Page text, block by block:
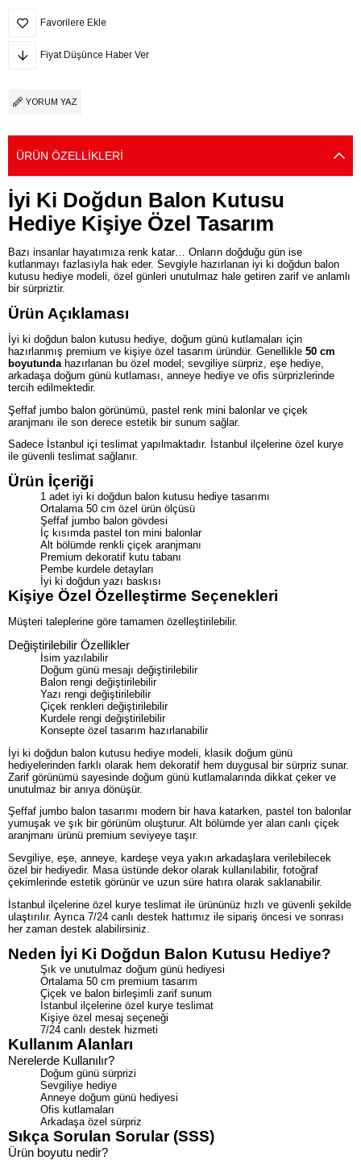
Favorilere Ekle
Fiyat Düşünce Haber Ver
YORUM YAZ
ÜRÜN ÖZELLIKLERI
İyi Ki Doğdun Balon Kutusu
Hediye Kişiye Özel Tasarım
Bazı insanlar hayatımıza renk katar… Onların doğduğu gün ise
kutlanmayı fazlasıyla hak eder. Sevgiyle hazırlanan iyi ki doğdun balon
kutusu hediye modeli, özel günleri unutulmaz hale getiren zarif ve anlamlı
bir sürpriztir.
Ürün Açıklaması
İyi ki doğdun balon kutusu hediye, doğum günü kutlamaları için
hazırlanmış premium ve kişiye özel tasarım üründür. Genellikle 50 cm
boyutunda hazırlanan bu özel model; sevgiliye sürpriz, eşe hediye,
arkadaşa doğum günü kutlaması, anneye hediye ve ofis sürprizlerinde
tercih edilmektedir.
Şeffaf jumbo balon görünümü, pastel renk mini balonlar ve çiçek
aranjmanı ile son derece estetik bir sunum sağlar.
Sadece İstanbul içi teslimat yapılmaktadır. İstanbul ilçelerine özel kurye
ile güvenli teslimat sağlanır.
Ürün İçeriği
1 adet iyi ki doğdun balon kutusu hediye tasarımı
Ortalama 50 cm özel ürün ölçüsü
Şeffaf jumbo balon gövdesi
İç kısımda pastel ton mini balonlar
Alt bölümde renkli çiçek aranjmanı
Premium dekoratif kutu tabanı
Pembe kurdele detayları
İyi ki doğdun yazı baskısı
Kişiye Özel Özelleştirme Seçenekleri
Müşteri taleplerine göre tamamen özelleştirilebilir.
Değiştirilebilir Özellikler
İsim yazılabilir
Doğum günü mesajı değiştirilebilir
Balon rengi değiştirilebilir
Yazı rengi değiştirilebilir
Çiçek renkleri değiştirilebilir
Kurdele rengi değiştirilebilir
Konsepte özel tasarım hazırlanabilir
İyi ki doğdun balon kutusu hediye modeli, klasik doğum günü
hediyelerinden farklı olarak hem dekoratif hem duygusal bir sürpriz sunar.
Zarif görünümü sayesinde doğum günü kutlamalarında dikkat çeker ve
unutulmaz bir anıya dönüşür.
Şeffaf jumbo balon tasarımı modern bir hava katarken, pastel ton balonlar
yumuşak ve şık bir görünüm oluşturur. Alt bölümde yer alan canlı çiçek
aranjmanı ürünü premium seviyeye taşır.
Sevgiliye, eşe, anneye, kardeşe veya yakın arkadaşlara verilebilecek
özel bir hediyedir. Masa üstünde dekor olarak kullanılabilir, fotoğraf
çekimlerinde estetik görünür ve uzun süre hatıra olarak saklanabilir.
İstanbul ilçelerine özel kurye teslimat ile ürününüz hızlı ve güvenli şekilde
ulaştırılır. Ayrıca 7/24 canlı destek hattımız ile sipariş öncesi ve sonrası
her zaman destek alabilirsiniz.
Neden İyi Ki Doğdun Balon Kutusu Hediye?
Şık ve unutulmaz doğum günü hediyesi
Ortalama 50 cm premium tasarım
Çiçek ve balon birleşimli zarif sunum
İstanbul ilçelerine özel kurye teslimat
Kişiye özel mesaj seçeneği
7/24 canlı destek hizmeti
Kullanım Alanları
Nerelerde Kullanılır?
Doğum günü sürprizi
Sevgiliye hediye
Anneye doğum günü hediyesi
Ofis kutlamaları
Arkadaşa özel sürpriz
Sıkça Sorulan Sorular (SSS)
Ürün boyutu nedir?